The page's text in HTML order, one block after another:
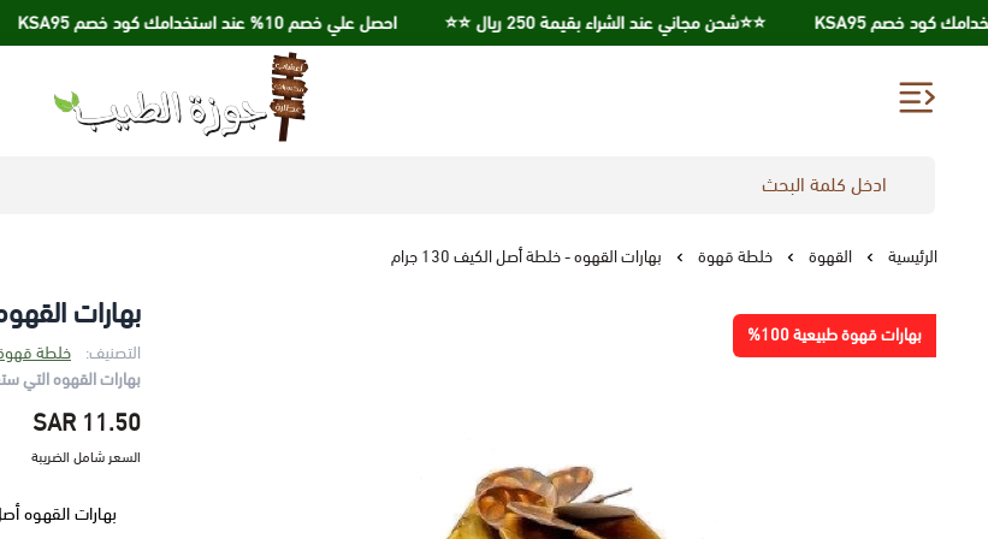
⭐️⭐️شحن مجاني عند الشراء بقيمة 250 ريال ⭐️⭐️ احصل علي خصم 10% عند استخدامك كود خصم KSA95
جوزة الطيب
الرئيسية القهوة خلطة قهوة بهارات القهوه - خلطة أصل الكيف 130 جرام
بهارات قهوة طبيعية 100%
بهارات القهوه
التصنيف:
خلطة
بهارات القهوه التي
11.50 SAR
السعر شامل الضريبة